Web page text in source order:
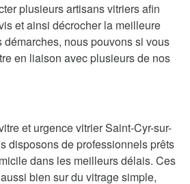
plusieurs artisans vitriers afin
et ainsi décrocher la meilleure
nous pouvons si vous
en liaison avec plusieurs de nos
et urgence vitrier Saint-Cyr-sur-
disposons de professionnels prêts
dans les meilleurs délais. Ces
bien sur du vitrage simple,